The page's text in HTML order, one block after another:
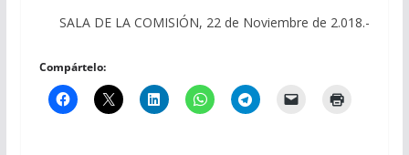
SALA DE LA COMISIÓN, 22 de Noviembre de 2.018.-
Compártelo: